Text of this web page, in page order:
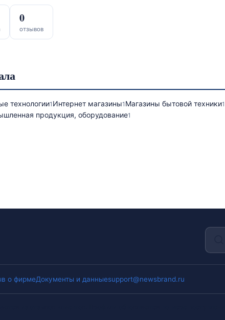
отзывов
0
технологии1 Интернет магазины1 Магазины бытовой техники1
продукция, оборудование1
о фирмеДокументы и данныеsupport@newsbrand.ru